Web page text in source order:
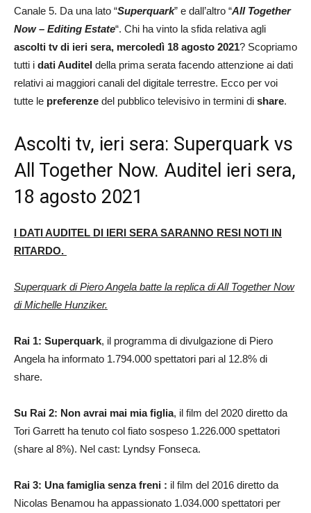
Canale 5. Da una lato “Superquark” e dall’altro “All Together
Now – Editing Estate“. Chi ha vinto la sfida relativa agli
ascolti tv di ieri sera, mercoledì 18 agosto 2021? Scopriamo
tutti i dati Auditel della prima serata facendo attenzione ai dati
relativi ai maggiori canali del digitale terrestre. Ecco per voi
tutte le preferenze del pubblico televisivo in termini di share.
Ascolti tv, ieri sera: Superquark vs
All Together Now. Auditel ieri sera,
18 agosto 2021
I DATI AUDITEL DI IERI SERA SARANNO RESI NOTI IN
RITARDO.
Superquark di Piero Angela batte la replica di All Together Now
di Michelle Hunziker.
Rai 1: Superquark, il programma di divulgazione di Piero
Angela ha informato 1.794.000 spettatori pari al 12.8% di
share.
Su Rai 2: Non avrai mai mia figlia, il film del 2020 diretto da
Tori Garrett ha tenuto col fiato sospeso 1.226.000 spettatori
(share al 8%). Nel cast: Lyndsy Fonseca.
Rai 3: Una famiglia senza freni : il film del 2016 diretto da
Nicolas Benamou ha appassionato 1.034.000 spettatori per